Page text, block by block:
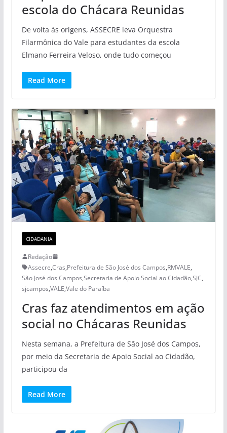
escola do Chácara Reunidas
De volta às origens, ASSECRE leva Orquestra
Filarmônica do Vale para estudantes da escola
Elmano Ferreira Veloso, onde tudo começou
Read More
CIDADANIA
Redação
Assecre,Cras,Prefeitura de São José dos Campos,RMVALE,
São José dos Campos,Secretaria de Apoio Social ao Cidadão,SJC,
sjcampos,VALE,Vale do Paraíba
Cras faz atendimentos em ação
social no Chácaras Reunidas
Nesta semana, a Prefeitura de São José dos Campos,
por meio da Secretaria de Apoio Social ao Cidadão,
participou da
Read More